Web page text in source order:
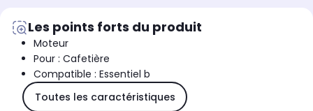
Les points forts du produit
Moteur
Pour : Cafetière
Compatible : Essentiel b
Toutes les caractéristiques